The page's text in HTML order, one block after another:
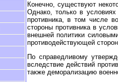
Конечно, существуют
Однако, только в
противника, в том числе
стороны противника в
внешней политики
противодействующей
По справедливому
вследствие действий
также деморализацию